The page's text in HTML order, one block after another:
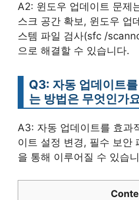
A2: 윈도우 업데이트 문제
스크 공간 확보, 윈도우 업
스템 파일 검사(sfc /
으로 해결할 수 있습니다.
Q3: 자동 업데이트
는 방법은 무엇인가
A3: 자동 업데이트를 효과
이트 설정 변경, 필수 보안
을 통해 이루어질 수 있습